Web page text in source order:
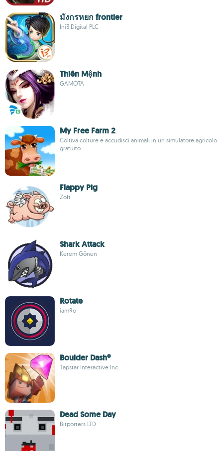
มังกรหยก frontier
Ini3 Digital PLC
Thiên Mệnh
GAMOTA
My Free Farm 2
Coltiva colture e accudisci animali in un simulatore agricolo
gratuito
Flappy Pig
Zoft
Shark Attack
Kerem Gönen
Rotate
iamRo
Boulder Dash®
Tapstar Interactive Inc.
Dead Some Day
Bitporters LTD